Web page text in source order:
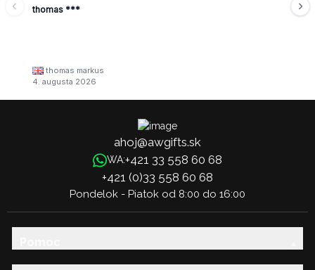
thomas ***
thomas markus
4. augusta 2026
ahoj@awgifts.sk
WA:+421 33 558 60 68
+421 (0)33 558 60 68
Pondelok - Piatok od 8:00 do 16:00